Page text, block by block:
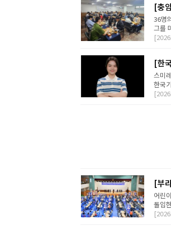
[충
36명
그를
[한
스미
한국
[부
어린
돌입